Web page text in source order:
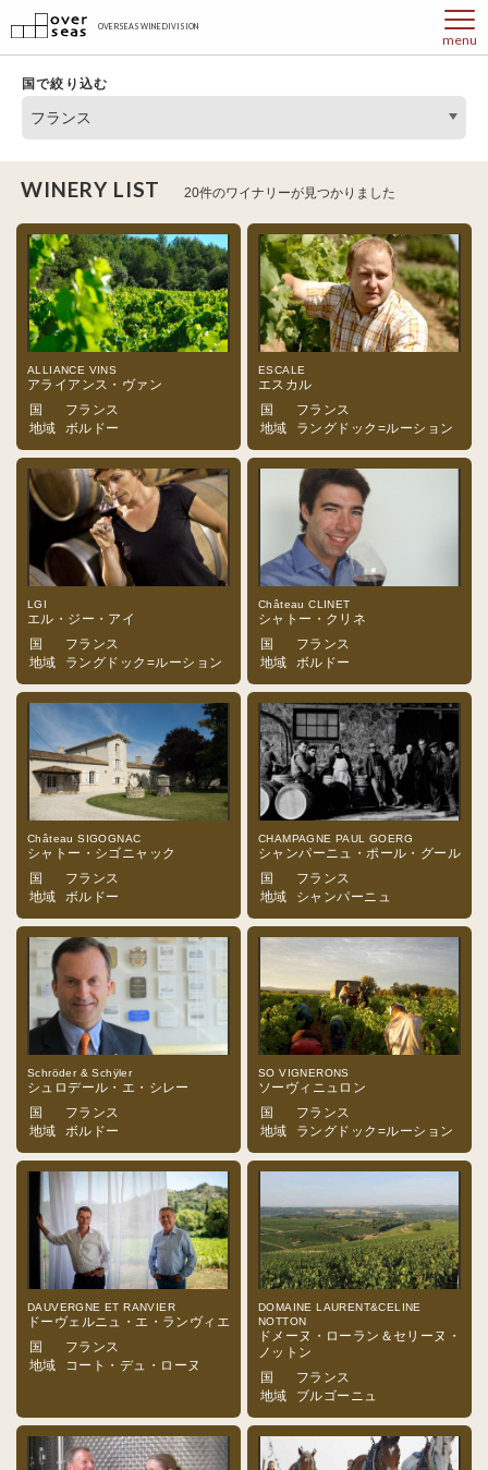
OVERSEAS WINE DIVISION
menu
国で絞り込む
フランス
WINERY LIST 20件のワイナリーが見つかりました
ALLIANCE VINS
アライアンス・ヴァン
国
フランス
地域
ボルドー
ESCALE
エスカル
国
フランス
地域
ラングドック=ルーション
LGI
エル・ジー・アイ
国
フランス
地域
ラングドック=ルーション
Château CLINET
シャトー・クリネ
国
フランス
地域
ボルドー
Château SIGOGNAC
シャトー・シゴニャック
国
フランス
地域
ボルドー
CHAMPAGNE PAUL GOERG
シャンパーニュ・ポール・グール
国
フランス
地域
シャンパーニュ
Schröder & Schÿler
シュロデール・エ・シレー
国
フランス
地域
ボルドー
SO VIGNERONS
ソーヴィニュロン
国
フランス
地域
ラングドック=ルーション
DAUVERGNE ET RANVIER
ドーヴェルニュ・エ・ランヴィエ
国
フランス
地域
コート・デュ・ローヌ
DOMAINE LAURENT&CELINE
NOTTON
ドメーヌ・ローラン＆セリーヌ・
ノットン
国
フランス
地域
ブルゴーニュ